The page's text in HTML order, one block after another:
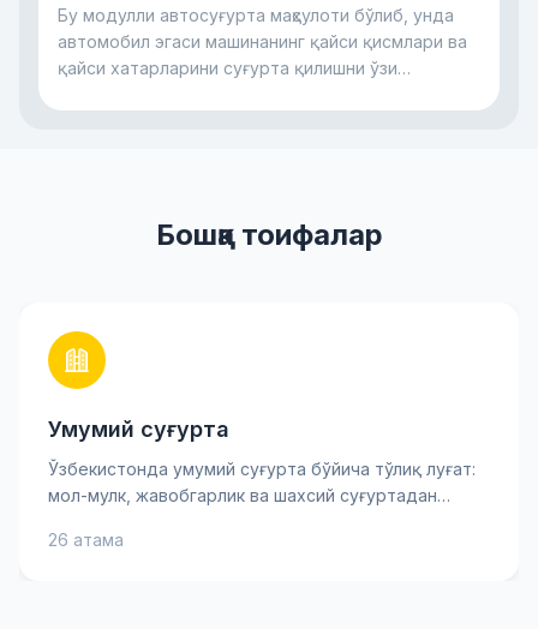
олувчи учун хатарни камайтиришга ёрдам
беради.
Бу модулли автосуғурта маҳсулоти бўлиб, унда
автомобил эгаси машинанинг қайси қисмлари ва
қайси хатарларини суғурта қилишни ўзи
Бошқа тоифалар
Умумий суғурта
Ўзбекистонда умумий суғурта бўйича тўлиқ луғат:
мол-мулк, жавобгарлик ва шахсий суғуртадан
мукофоти, франшиза ва товон пули каби муҳим
26 атама